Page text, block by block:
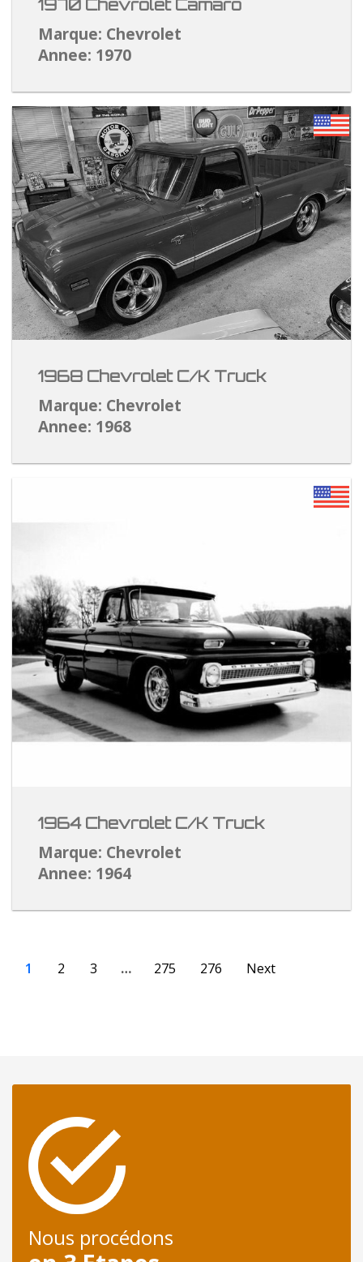
1970 Chevrolet Camaro
Marque: Chevrolet
Annee: 1970
1968 Chevrolet C/K Truck
Marque: Chevrolet
Annee: 1968
1964 Chevrolet C/K Truck
Marque: Chevrolet
Annee: 1964
1 2 3 … 275 276 Next
Nous procédons